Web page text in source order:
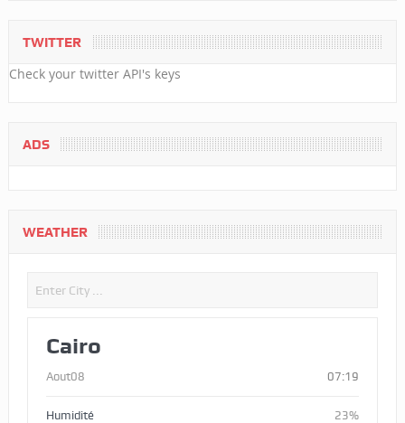
TWITTER
Check your twitter API's keys
ADS
WEATHER
Cairo
Aout08 07:19
Humidité
23%